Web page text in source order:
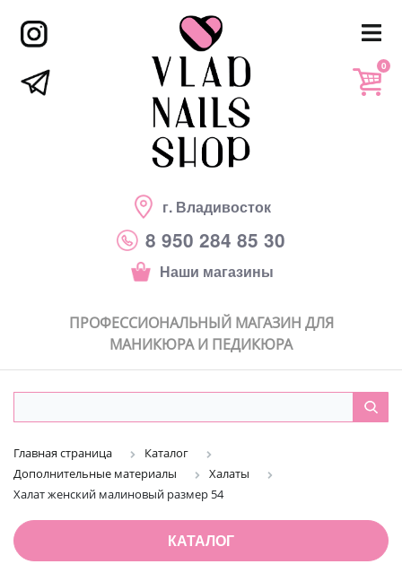
г. Владивосток
8 950 284 85 30
Наши магазины
0
ПРОФЕССИОНАЛЬНЫЙ МАГАЗИН ДЛЯ
МАНИКЮРА И ПЕДИКЮРА
Главная страница
Каталог
Дополнительные материалы
Халаты
Халат женский малиновый размер 54
КАТАЛОГ